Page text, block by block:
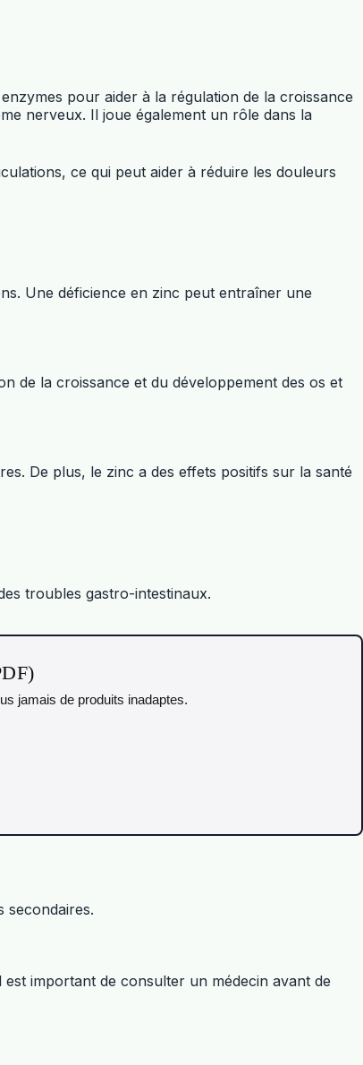
pour aider à la régulation de la croissance
nerveux. Il joue également un rôle dans la
ce qui peut aider à réduire les douleurs
Une déficience en zinc peut entraîner une
de la croissance et du développement des os et
De plus, le zinc a des effets positifs sur la santé
troubles gastro-intestinaux.
jamais de produits inadaptes.
secondaires.
important de consulter un médecin avant de